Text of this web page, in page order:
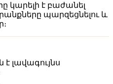
կարելի է բաժանել
պարզեցնելու և
է լավագույնս